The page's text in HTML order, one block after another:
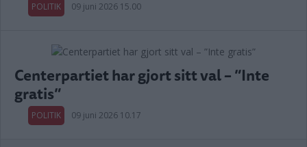
POLITIK 09 juni 2026 15.00
Centerpartiet har gjort sitt val – ”Inte
gratis”
POLITIK 09 juni 2026 10.17